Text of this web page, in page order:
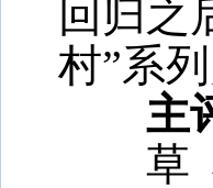
回归之
村”系
主
草 树